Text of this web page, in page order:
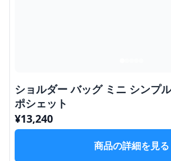
ショルダー バッグ ミニ シンプ
ポシェット
¥13,240
商品の詳細を見る